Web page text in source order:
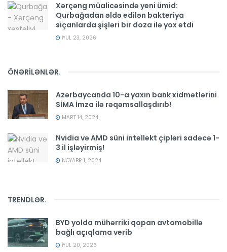
Xərçəng müalicəsində yeni ümid:
Qurbağadan əldə edilən bakteriya
siçanlarda şişləri bir doza ilə yox etdi
İYUL 23, 2026
ÖNƏRİLƏNLƏR.
Azərbaycanda 10-a yaxın bank xidmətlərini
SİMA İmza ilə rəqəmsallaşdırıb!
MART 14, 2024
Nvidia və AMD süni intellekt çipləri sadəcə 1-
3 il işləyirmiş!
NOYABR 1, 2024
TRENDLƏR.
BYD yolda mühərriki qopan avtomobillə
bağlı açıqlama verib
İYUL 20, 2026